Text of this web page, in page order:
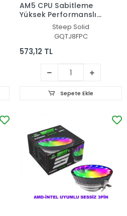
AM5 CPU Sabitleme
Yüksek Performanslı
Alüminyum Braketi
Steep Solid
GQTJ8FPC
573,12 TL
Sepete Ekle